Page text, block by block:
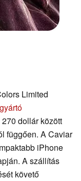
Limited
dollár között
függően. A Caviar
iPhone
A szállítás
követő